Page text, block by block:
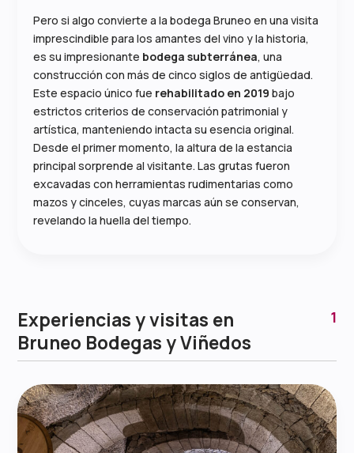
Pero si algo convierte a la bodega Bruneo en una visita
imprescindible para los amantes del vino y la historia,
es su impresionante bodega subterránea, una
construcción con más de cinco siglos de antigüedad.
Este espacio único fue rehabilitado en 2019 bajo
estrictos criterios de conservación patrimonial y
artística, manteniendo intacta su esencia original.
Desde el primer momento, la altura de la estancia
principal sorprende al visitante. Las grutas fueron
excavadas con herramientas rudimentarias como
mazos y cinceles, cuyas marcas aún se conservan,
revelando la huella del tiempo.
Experiencias y visitas en
Bruneo Bodegas y Viñedos
1